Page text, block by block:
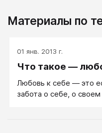
Материалы по
01 янв. 2013 г.
Что такое —
Любовь к себе — это
забота о себе, о